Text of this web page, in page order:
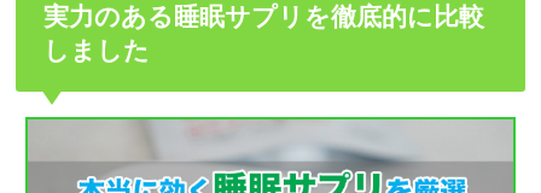
実力のある睡眠サプリを徹底的に比較
しました